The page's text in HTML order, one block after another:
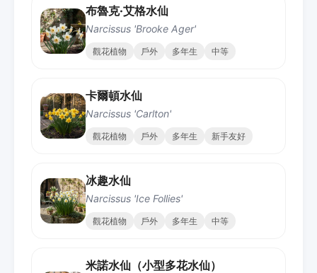
布魯克·艾格水仙
Narcissus 'Brooke Ager'
觀花植物 戶外 多年生 中等
卡爾頓水仙
Narcissus 'Carlton'
觀花植物 戶外 多年生 新手友好
冰趣水仙
Narcissus 'Ice Follies'
觀花植物 戶外 多年生 中等
米諾水仙（小型多花水仙）